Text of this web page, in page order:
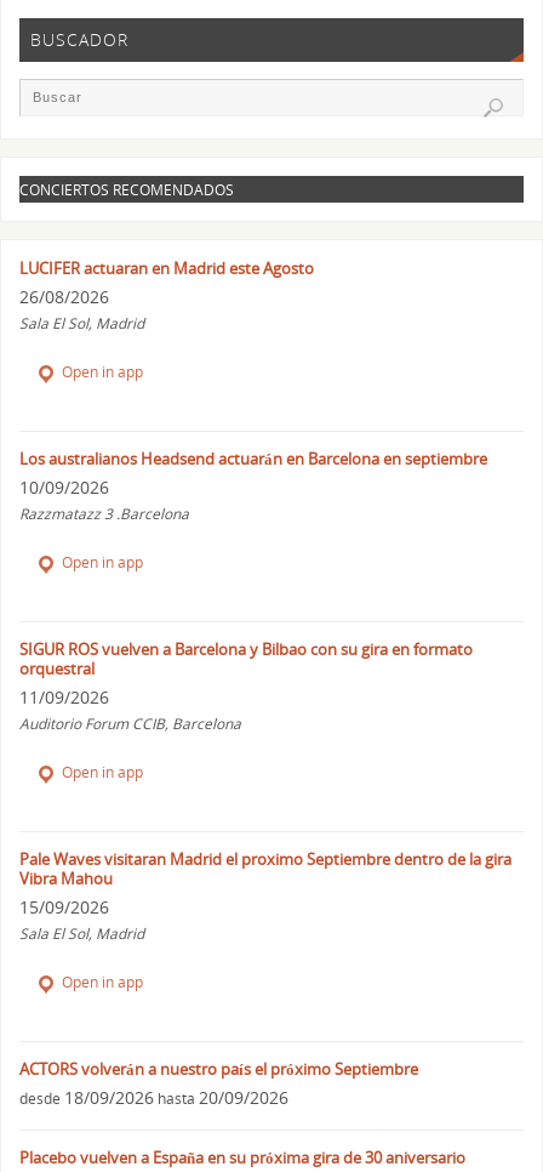
BUSCADOR
CONCIERTOS RECOMENDADOS
LUCIFER actuaran en Madrid este Agosto
26/08/2026
Sala El Sol, Madrid
Open in app
Los australianos Headsend actuarán en Barcelona en septiembre
10/09/2026
Razzmatazz 3 .Barcelona
Open in app
SIGUR ROS vuelven a Barcelona y Bilbao con su gira en formato
orquestral
11/09/2026
Auditorio Forum CCIB, Barcelona
Open in app
Pale Waves visitaran Madrid el proximo Septiembre dentro de la gira
Vibra Mahou
15/09/2026
Sala El Sol, Madrid
Open in app
ACTORS volverán a nuestro país el próximo Septiembre
desde 18/09/2026 hasta 20/09/2026
Placebo vuelven a España en su próxima gira de 30 aniversario